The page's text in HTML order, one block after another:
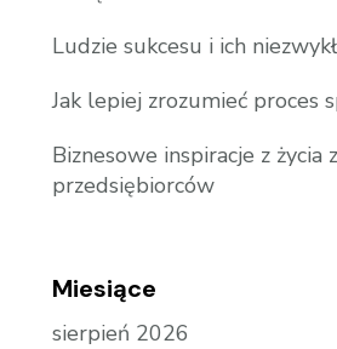
Ludzie sukcesu i ich
Jak lepiej zrozumieć proces
Biznesowe inspiracje z życia
przedsiębiorców
Miesiące
sierpień 2026